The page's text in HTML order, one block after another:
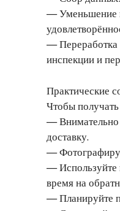
— Уменьшение
— Переработка
инспекции и
Практические
Чтобы
— Внимательно
доставку.
—
— Используйте
время на
— Планируйте